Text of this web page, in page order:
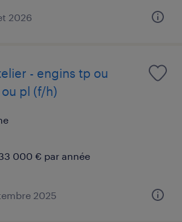
2026
- engins tp ou
pl (f/h)
000 € par année
2025